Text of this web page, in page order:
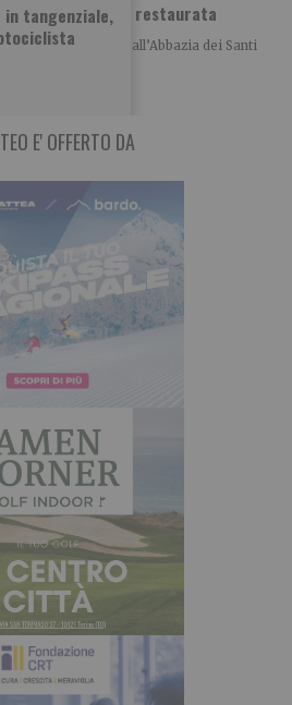
in tangenziale,
scala e facciata restaurata
della fondazione, all’Abbazia dei Santi
stati
E' OFFERTO DA